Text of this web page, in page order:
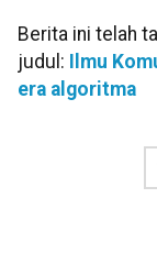
Berita ini telah
judul:
Ilmu
era algoritma